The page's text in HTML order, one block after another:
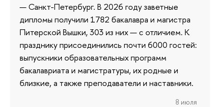
— Санкт-Петербург. В 2026 году заветные
дипломы получили 1782 бакалавра и магистра
Питерской Вышки, 303 из них — с отличием. К
празднику присоединились почти 6000 гостей:
выпускники образовательных программ
бакалавриата и магистратуры, их родные и
близкие, а также преподаватели и наставники.
8 июля